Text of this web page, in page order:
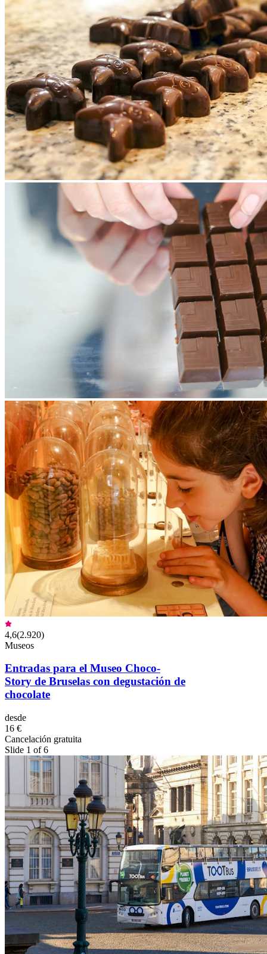
4,6(2.920)
Museos
Entradas para el Museo Choco-
Story de Bruselas con degustación de
chocolate
desde
16 €
Cancelación gratuita
Slide 1 of 6